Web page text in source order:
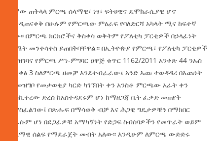
7ኛው ጠቅላላ ምርጫ ሰላማዊ፣ ነፃ፣ ፍትሀዊና ዴሞክራሲያዊ ሆኖ
እንዲጠናቀቅ በሁሉም የምርጫው ምዕራፍ የባለድርሻ አካላት ሚና ከፍተኛ
ነው፡፡ በምርጫ ክርክሮችና ቅስቀሳ ወቅትም የፖለቲካ ፓርቲዎች በኃላፊነት
ስሜት መንቀሳቀስ ይጠበቅባቸዋል። በኢትዮጵያ የምርጫ፣ የፖለቲካ ፓርቲዎች
ምዝገባና የምርጫ ሥነ-ምግባር ዐዋጅ ቁጥር 1162/2011 አንቀጽ 44 ንኡስ
አንቀፅ 3 ስለምርጫ ዘመቻ እንደተብራራው፤ አንድ እጩ ተወዳዳሪ በእጩነት
ተመዝግቦ የመታወቂያ ካርድ ካገኘበት ቀን አንስቶ ምርጫው አራት ቀን
እስኪቀረው ድረስ ከአስተዳደሩም ሆነ ከማዘጋጃ ቤት ፈቃድ መጠየቅ
ሳያስፈልገው፤ በጽሑፍ በማሳወቅ ብቻ እና ሕጋዊ ግዴታዎቹን በማክበር
በራሱም ሆነ በደጋፊዎቹ አማካኝነት የድጋፍ ስብሰባዎችን የመጥራት ወይም
ሰላማዊ ሰልፍ የማደራጀት መብት አለው፡፡ እንዲሁም ለምርጫ ውድድሩ